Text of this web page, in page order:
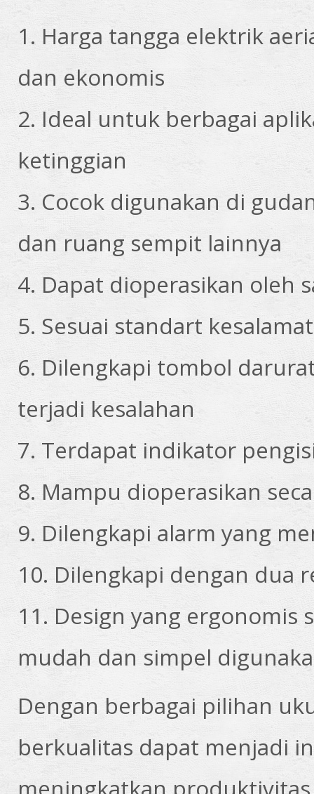
1. Harga tangga elektrik
dan ekonomis
2. Ideal untuk berbagai
ketinggian
3. Cocok digunakan di
dan ruang sempit lainnya
4. Dapat dioperasikan oleh
5. Sesuai standart
6. Dilengkapi tombol
terjadi kesalahan
7. Terdapat indikator
8. Mampu dioperasikan
9. Dilengkapi alarm yang
10. Dilengkapi dengan dua
11. Design yang
mudah dan simpel
Dengan berbagai pilihan
berkualitas dapat menjadi